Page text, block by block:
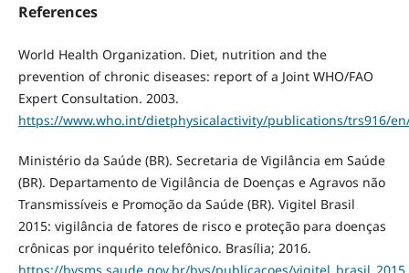
References
World Health Organization. Diet, nutrition and the
prevention of chronic diseases: report of a Joint WHO/FAO
Expert Consultation. 2003.
https://www.who.int/dietphysicalactivity/publications/trs916/
Ministério da Saúde (BR). Secretaria de Vigilância em Saúde
(BR). Departamento de Vigilância de Doenças e Agravos não
Transmissíveis e Promoção da Saúde (BR). Vigitel Brasil
2015: vigilância de fatores de risco e proteção para doenças
crônicas por inquérito telefônico. Brasília; 2016.
https://bvsms.saude.gov.br/bvs/publicacoes/